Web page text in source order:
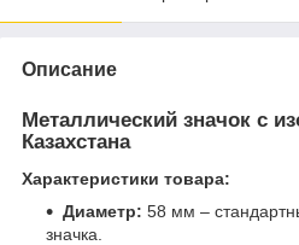
Описание
Металлический значок с
Казахстана
Характеристики товара:
Диаметр: 58 мм –
значка.